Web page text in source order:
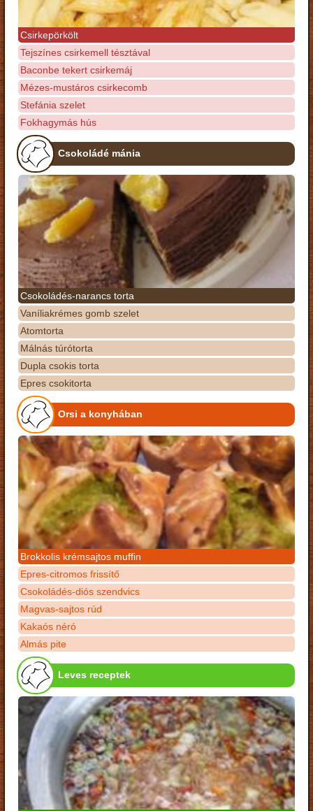
Csirkepörkölt
Tejszínes csirkemell tésztával
Baconbe tekert csirkemáj
Mézes-mustáros csirkecomb
Stefánia szelet
Fokhagymás hús
Csokoládé mánia
Csokoládés-narancs torta
Vaníliakrémes gomb szelet
Atomtorta
Málnás túrótorta
Dupla csokis torta
Epres csokitorta
Orsi a konyhában
Brokkolis krémsajtos muffin
Epres-citromos frissítő
Csokoládés-diós szendvics
Magvas-sajtos rúd
Kakaós néró
Almás pite
Leves receptek